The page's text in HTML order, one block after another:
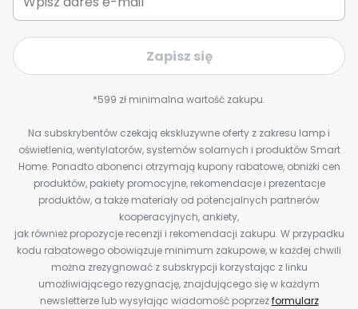
Zapisz się
*599 zł minimalna wartość zakupu.
Na subskrybentów czekają ekskluzywne oferty z zakresu lamp i
oświetlenia, wentylatorów, systemów solarnych i produktów Smart
Home. Ponadto abonenci otrzymają kupony rabatowe, obniżki cen
produktów, pakiety promocyjne, rekomendacje i prezentacje
produktów, a także materiały od potencjalnych partnerów
kooperacyjnych, ankiety,
jak również propozycje recenzji i rekomendacji zakupu. W przypadku
kodu rabatowego obowiązuje minimum zakupowe, w każdej chwili
można zrezygnować z subskrypcji korzystając z linku
umożliwiającego rezygnację, znajdującego się w każdym
newsletterze lub wysyłając wiadomość poprzezformularz